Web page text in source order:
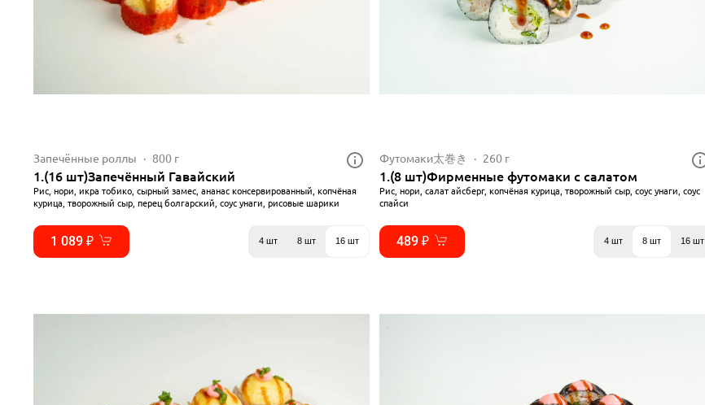
Запечённые роллы 800 г
1.(16 шт)Запечённый Гавайский
Рис, нори, икра тобико, сырный замес, ананас консервированный, копчёная
курица, творожный сыр, перец болгарский, соус унаги, рисовые шарики
1 089 ₽ 4 шт 8 шт 16 шт
Футомаки太巻き 260 г
1.(8 шт)Фирменные футомаки с салатом
Рис, нори, салат айсберг, копчёная курица, творожный сыр, соус унаги, соус
спайси
489 ₽ 4 шт 8 шт 16 шт